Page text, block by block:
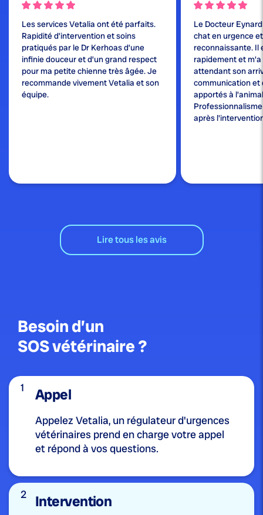
Les services Vetalia ont été parfaits.
Rapidité d’intervention et soins
pratiqués par le Dr Kerhoas d’une
infinie douceur et d’un grand respect
pour ma petite chienne très âgée. Je
recommande vivement Vetalia et son
équipe.
Le Docteur
chat en urgence
reconnaissante. Il
rapidement et m'a
attendant son
communication et
apportés à
après
Lire tous les avis
Besoin d’un
SOS vétérinaire ?
1 Appel
Appelez Vetalia, un régulateur d'urgences
vétérinaires prend en charge votre appel
et répond à vos questions.
2 Intervention